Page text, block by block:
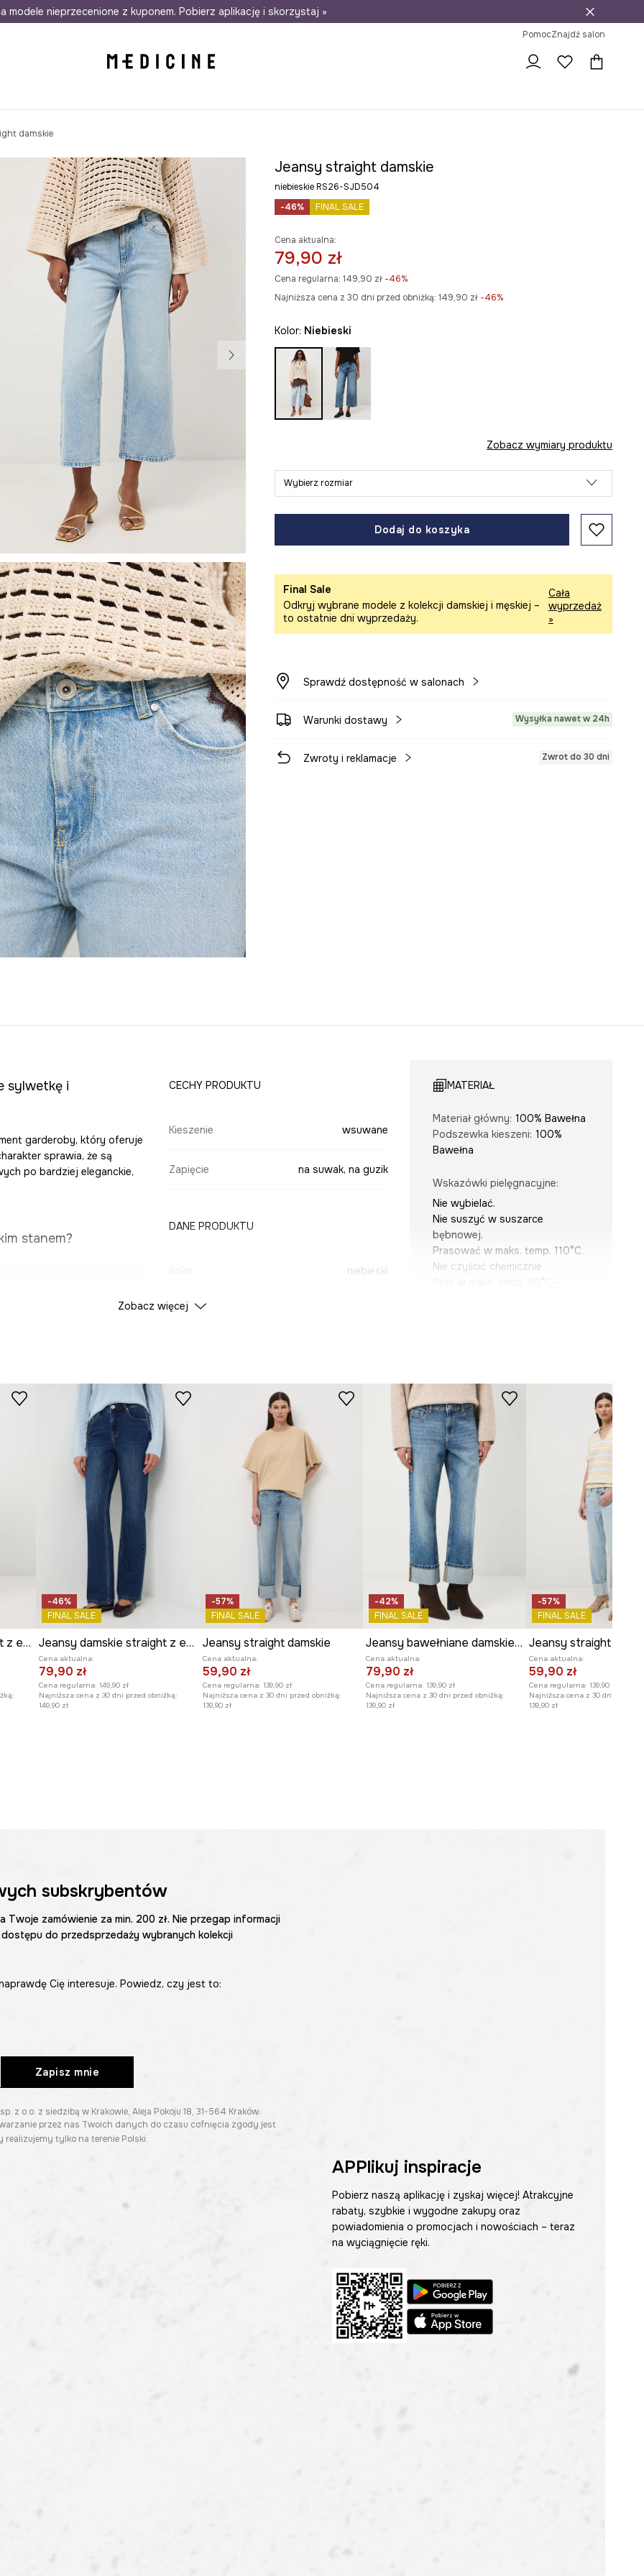
w 24h Darmowa dostawa do salonów 30 dni na zwrot
modele nieprzecenione z kuponem. Pobierz aplikację i skorzystaj »
PomocZnajdź salon
damskie
Jeansy straight damskie
niebieskie RS26-SJD504
-46%
FINAL SALE
Cena aktualna:
79,90 zł
Cena regularna: 149,90 zł-46%
Najniższa cena z 30 dni przed obniżką: 149,90 zł -46%
Kolor: niebieski
Zobacz wymiary produktu
Wybierz rozmiar
Dodaj do koszyka
Final Sale
Odkryj wybrane modele z kolekcji damskiej i męskiej –
to ostatnie dni wyprzedaży.
Cała
wyprzedaż
»
Sprawdź dostępność w salonach
Warunki dostawy Wysyłka nawet w 24h
Zwroty i reklamacje Zwrot do 30 dni
sylwetkę i
garderoby, który oferuje
sprawia, że są
po bardziej eleganckie,
stanem?
łączenie z
i trwałość,
użytkowanie i
praktyczności i
na ciekawe
charakter,
CECHY PRODUKTU
Kieszenie wsuwane
Zapięcie na suwak, na guzik
DANE PRODUKTU
niebieski
ID Produktu
MATERIAŁ
Materiał główny: 100% Bawełna
Podszewka kieszeni: 100%
Bawełna
Wskazówki pielęgnacyjne:
Nie wybielać.
Nie suszyć w suszarce
bębnowej.
Prasować w maks. temp. 110°C.
Nie czyścić chemicznie.
Fason jeansów: straight fit
wysoki
WYMIARY
Długość nogawki wewnętrznej
65 cm
Szerokość nogawki na dole
26
cm
Szerokość w pasie
Wymiary podane dla rozmiaru
36
Szerokość w biodrach: 48 cm
Wysokość stanu
28 cm
Modelka na zdjęciu ma 174 cm
wzrostu i ma na sobie rozmiar
Zobacz wymiary produktu
Zobacz więcej
Jeansy damskie straight z efektem sprania
-46%
FINAL SALE
Jeansy damskie straight z efektem sprania
Cena aktualna:
79,90 zł
Cena regularna: 149,90 zł
Najniższa cena z 30 dni przed obniżką:
149,90 zł
-57%
FINAL SALE
Jeansy straight damskie
Cena aktualna:
59,90 zł
Cena regularna: 139,90 zł
Najniższa cena z 30 dni przed obniżką:
139,90 zł
-42%
FINAL SALE
Jeansy bawełniane damskie straight z efektem sprania
Cena aktualna:
79,90 zł
Cena regularna: 139,90 zł
Najniższa cena z 30 dni przed obniżką:
139,90 zł
-57%
FINAL SALE
Jeansy straight
Cena aktualna:
59,90 zł
Cena regularna: 139,90 zł
Najniższa cena z 30 dni przed
139,90 zł
subskrybentów
zamówienie za min. 200 zł. Nie przegap informacji
do przedsprzedaży wybranych kolekcji
Cię interesuje. Powiedz, czy jest to:
Zapisz mnie
o.o. z siedzibą w Krakowie, Aleja Pokoju 18, 31-564 Kraków.
przez nas Twoich danych do czasu cofnięcia zgody jest
realizujemy tylko na terenie Polski.
APPlikuj inspiracje
Pobierz naszą aplikację i zyskaj więcej! Atrakcyjne
rabaty, szybkie i wygodne zakupy oraz
powiadomienia o promocjach i nowościach – teraz
na wyciągnięcie ręki.